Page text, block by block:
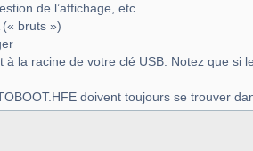
de l’affichage, etc.
bruts »)
la racine de votre clé USB. Notez que si
doivent toujours se trouver